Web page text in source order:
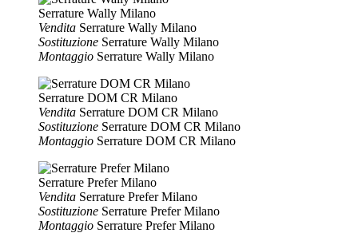
Serrature Wally Milano
Vendita Serrature Wally Milano
Sostituzione Serrature Wally Milano
Montaggio Serrature Wally Milano
Serrature DOM CR Milano
Vendita Serrature DOM CR Milano
Sostituzione Serrature DOM CR Milano
Montaggio Serrature DOM CR Milano
Serrature Prefer Milano
Vendita Serrature Prefer Milano
Sostituzione Serrature Prefer Milano
Montaggio Serrature Prefer Milano